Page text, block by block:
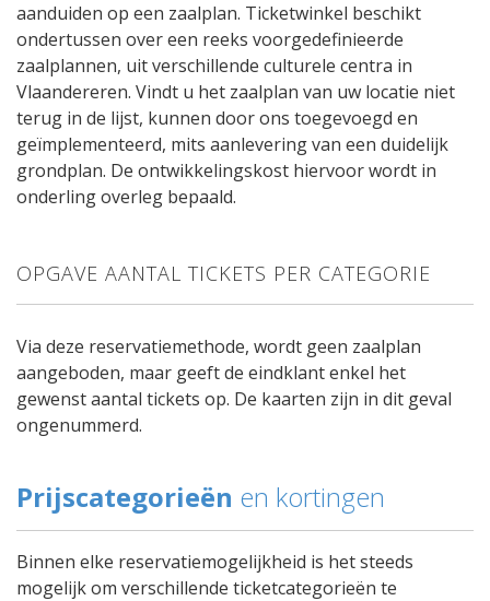
aanduiden op een zaalplan. Ticketwinkel beschikt
ondertussen over een reeks voorgedefinieerde
zaalplannen, uit verschillende culturele centra in
Vlaandereren. Vindt u het zaalplan van uw locatie niet
terug in de lijst, kunnen door ons toegevoegd en
geïmplementeerd, mits aanlevering van een duidelijk
grondplan. De ontwikkelingskost hiervoor wordt in
onderling overleg bepaald.
OPGAVE AANTAL TICKETS PER CATEGORIE
Via deze reservatiemethode, wordt geen zaalplan
aangeboden, maar geeft de eindklant enkel het
gewenst aantal tickets op. De kaarten zijn in dit geval
ongenummerd.
Prijscategorieën en kortingen
Binnen elke reservatiemogelijkheid is het steeds
mogelijk om verschillende ticketcategorieën te